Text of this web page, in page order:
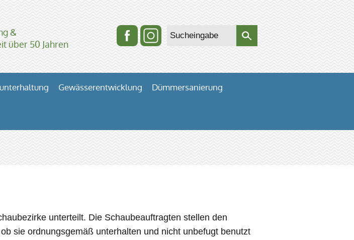
&
über 50 Jahren
Gewässerentwicklung Dümmersanierung
unterteilt. Die Schaubeauftragten stellen den
sie ordnungsgemäß unterhalten und nicht unbefugt benutzt